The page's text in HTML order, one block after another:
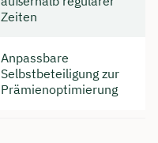
Zeiten
Anpassbare
Selbstbeteiligung zur
Prämienoptimierung